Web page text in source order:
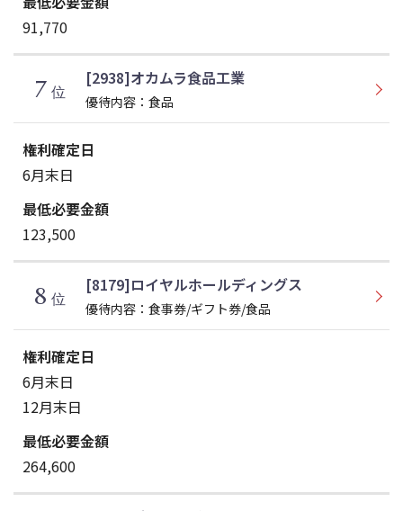
91,770
7 位
[2938]オカムラ食品工業
優待内容：食品
6月末日
123,500
8 位
[8179]ロイヤルホールディングス
優待内容：食事券/ギフト券/食品
6月末日
12月末日
264,600